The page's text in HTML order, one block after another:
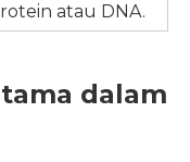
atau DNA.
dalam